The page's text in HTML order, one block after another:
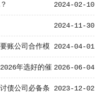
2024-02-10
2024-11-30
2024-04-01
账公司合作模
2026-06-04
年选好的催
2023-12-02
债公司必备条